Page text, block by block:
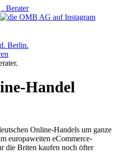
Berlin.
Handel
Online-Handels um ganze
europaweiten eCommerce-
die Briten kaufen noch öfter